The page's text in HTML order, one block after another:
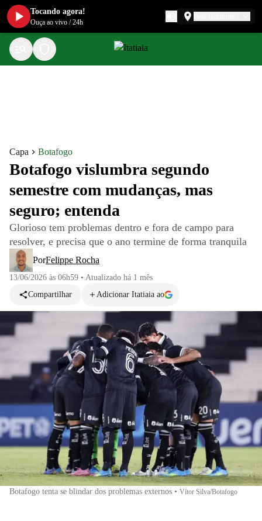
Capa Botafogo
Botafogo vislumbra segundo
semestre com mudanças, mas
seguro; entenda
Glorioso tem problemas dentro e fora de campo para
resolver, e precisa que o ano termine de forma tranquila
PorFelippe Rocha
13/06/2026 às 06h59 • Atualizado há 1 mês
Compartilhar
Adicionar Itatiaia ao
Botafogo tenta se blindar dos problemas externos • Vítor Silva/Botafogo
Tocando agora!
Ouça ao vivo /24h